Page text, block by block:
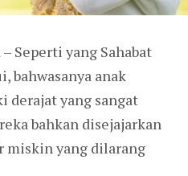
– Seperti yang Sahabat
bahwasanya anak
yang sangat
bahkan disejajarkan
miskin yang dilarang